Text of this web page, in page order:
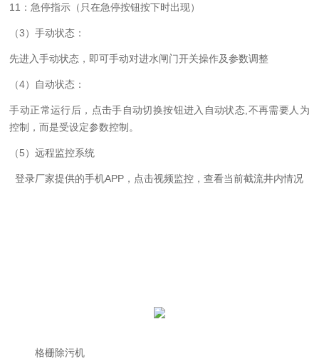
11：急停指示（只在急停按钮按下时出现）
（3）手动状态：
先进入手动状态，即可手动对进水闸门开关操作及参数调整
（4）自动状态：
手动正常运行后，点击手自动切换按钮进入自动状态 ,不再需要人为
控制，而是受设定参数控制。
（5）远程监控系统
登录厂家提供的手机APP，点击视频监控，查看当前截流井内情况
格栅除污机